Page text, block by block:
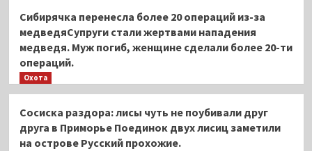
Сибирячка перенесла более 20 операций из-за
медведяСупруги стали жертвами нападения
медведя. Муж погиб, женщине сделали более 20-ти
операций.
Охота
Сосиска раздора: лисы чуть не поубивали друг
друга в Приморье Поединок двух лисиц заметили
на острове Русский прохожие.